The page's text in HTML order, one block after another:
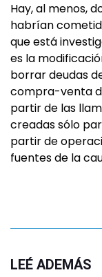
Hay, al menos,
habrían
que está
es la
borrar deudas
compra-venta
partir de las
creadas sólo
partir de
fuentes de la
LEÉ ADEMÁS